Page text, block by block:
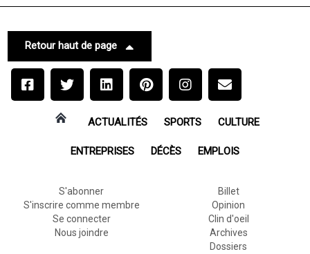
Retour haut de page
ACTUALITÉS SPORTS CULTURE
ENTREPRISES DÉCÈS EMPLOIS
S'abonner
S'inscrire comme membre
Se connecter
Nous joindre
Billet
Opinion
Clin d'oeil
Archives
Dossiers